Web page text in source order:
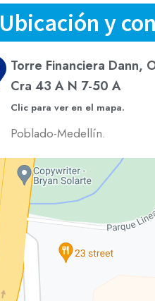
Ubicación y
Torre Financiera Dann,
Cra 43 A N 7-50 A
Clic para ver en el mapa.
Poblado-Medellín.